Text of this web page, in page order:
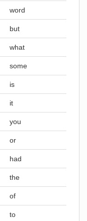
word
but
what
some
is
it
you
or
had
the
of
to